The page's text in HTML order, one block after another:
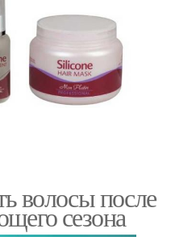
волосы после
сезона